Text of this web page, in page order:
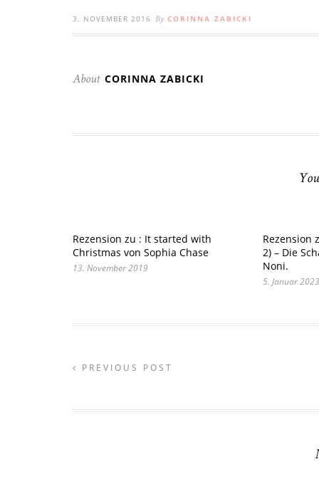
3. NOVEMBER 2016 By CORINNA ZABICKI
About CORINNA ZABICKI
Rezension zu : It started with
Christmas von Sophia Chase
13. November 2019
Rezension
2) – Die
Noni.
5. Januar 2023
PREVIOUS POST